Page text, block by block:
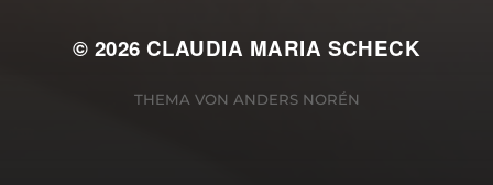
© 2026 CLAUDIA MARIA SCHECK
THEMA VON ANDERS NORÉN